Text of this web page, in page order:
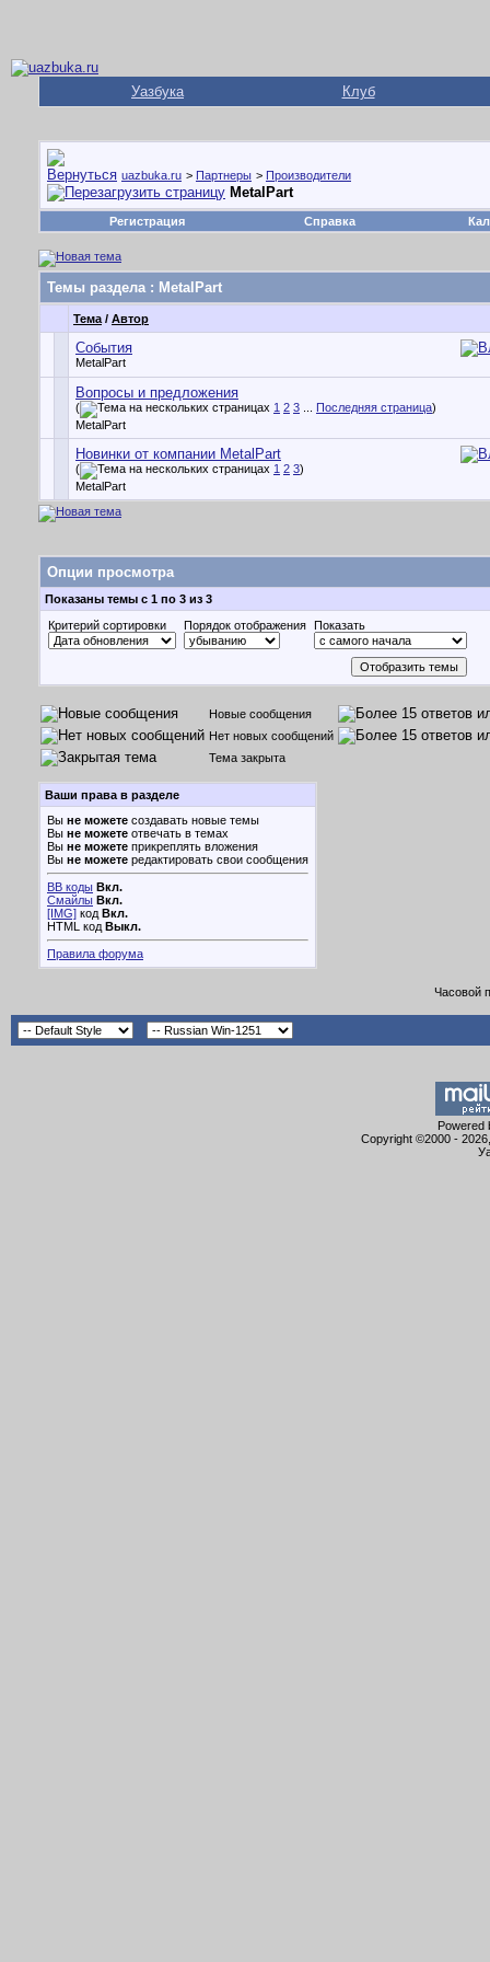
Уазбука Клуб
uazbuka.ru > Партнеры > Производители
MetalPart
Регистрация Справка
Темы раздела: MetalPart
Тема / Автор
События
MetalPart
Вопросы и предложения
( 1 2 3 Последняя страница)
MetalPart
Новинки от компании MetalPart
( 1 2 3)
MetalPart
Опции просмотра
Показаны темы с 1 по 3 из 3
Критерий сортировки
Порядок отображения Показать
Новые сообщения
Нет новых сообщений
Тема закрыта
Ваши права в разделе
Вы не можете создавать новые темы
Вы не можете отвечать в темах
Вы не можете прикреплять вложения
Вы не можете редактировать свои сообщения
BB коды Вкл.
Смайлы Вкл.
[IMG] код Вкл.
HTML код Выкл.
Правила форума
Часовой
Powered
Copyright ©2000 -